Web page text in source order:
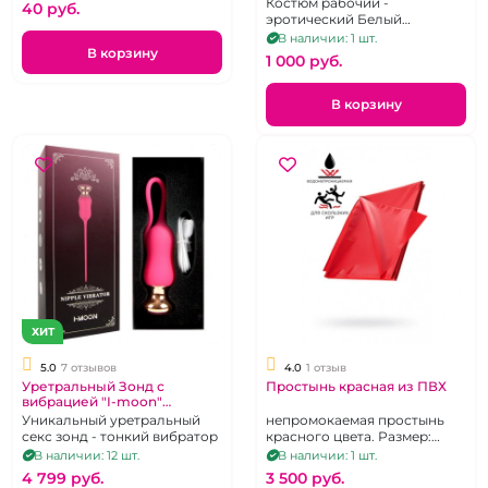
40 pуб.
В корзину
эротический Белый
нетканый материал, на
молнии, XL
В наличии: 1 шт.
1 000 pуб.
В корзину
ХИТ
5.0 7 отзывов
Уретральный Зонд с
вибрацией "I-moon"
силиконовый
Уникальный уретральный
секс зонд - тонкий вибратор
В наличии: 12 шт.
4 799 pуб.
4.0 1 отзыв
Простынь красная из ПВХ
непромокаемая простынь
красного цвета. Размер:
200x220 см.
В наличии: 1 шт.
3 500 pуб.